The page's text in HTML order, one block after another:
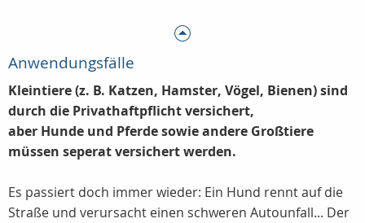
Anwendungsfälle
Kleintiere (z. B. Katzen, Hamster, Vögel, Bienen) sind
durch die Privathaftpflicht versichert,
aber Hunde und Pferde sowie andere Großtiere
müssen seperat versichert werden.
Es passiert doch immer wieder: Ein Hund rennt auf die
Straße und verursacht einen schweren Autounfall... Der